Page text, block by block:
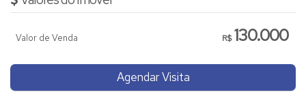
R$130.000
Valor de Venda
Agendar Visita